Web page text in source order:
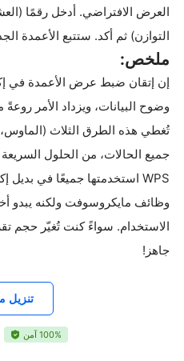
العرض الافتراضي. أدخل رقمًا
التوازن) ثم أكد. ستتبع الأعمدة
ملخص:
إن إتقان ضبط عرض الأعمدة في
وضوح البيانات، ويزداد الأمر
تُغطي هذه الطرق الثلاث (الماوس،
جميع الحالات، من الحلول
استخدمتها جميعًا في بديل WPS،
وظائف مايكروسوفت ولكنه يبدو
الاستخدام. سواءً كنت تُغيّر حجم
جاهز !
تنزيل
100% آمن